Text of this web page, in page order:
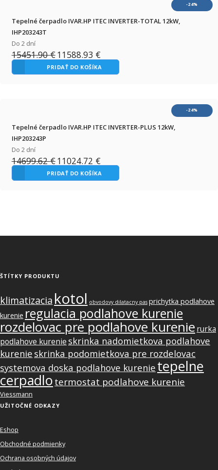
-24%
Tepelné čerpadlo IVAR.HP ITEC INVERTER-TOTAL 12kW,
IHP203243T
Do 2 dní
15451.90€ Pôvodná
cena
bola:
11588.93 €Aktuálna
cena
je:
PRIDAŤ DO KOŠÍKA
-24%
Tepelné čerpadlo IVAR.HP ITEC INVERTER-PLUS 12kW,
IHP203243P
Do 2 dní
14699.62€ Pôvodná
cena
bola:
11024.72 €Aktuálna
cena
je:
PRIDAŤ DO KOŠÍKA
ŠTÍTKY PRODUKTU
klimatizacia kotol obvodovy dilatacny pas prichytka podlahove
kurenie regulacia podlahove kurenie
rozdelovac pre podlahove kurenie rurka
podlahove kurenie skrinka nadomietkova podlahove
kurenie skrinka podomietkova pre rozdelovac
systemova doska podlahove kurenie tepelne
cerpadlotermostat podlahove kurenie
Viessmann
UŽITOČNÉ ODKAZY
Eshop
Obchodné podmienky
Ochrana osobných údajov